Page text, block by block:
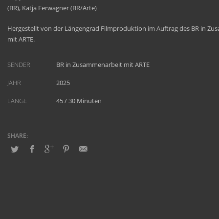
(BR), Katja Ferwagner (BR/Arte)
Hergestellt von der Längengrad Filmproduktion im Auftrag des BR in
mit ARTE.
SENDER BR in Zusammenarbeit mit ARTE
JAHR 2025
LÄNGE 45 / 30 Minuten